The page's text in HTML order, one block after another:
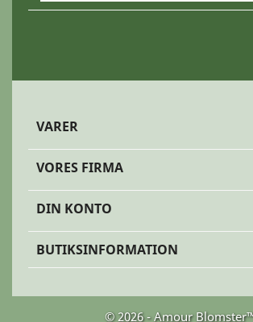
VARER
VORES FIRMA
DIN KONTO
BUTIKSINFORMATION
© 2026 - Amour